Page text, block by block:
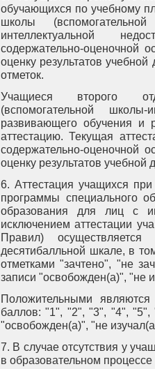
обучающихся по учебному
школы
интеллектуальной
содержательно-оценочной
оценку результатов
отметок.
Учащиеся второго
(вспомогательной
развивающего обучения и
аттестацию. Текущая
содержательно-оценочной
оценку результатов учебной
6. Аттестация учащихся
программы специального
образования для лиц с
исключением аттестации
Правил)
десятибалльной шкале, в
отметками "зачтено", "не
записи "освобожден(а)", "не
Положительными
баллов: "1", "2", "3", "4", "5",
"освобожден(а)", "не
7. В случае отсутствия у
в образовательном